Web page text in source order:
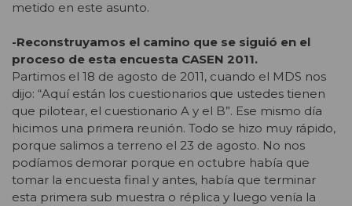
metido en este asunto.
-Reconstruyamos el camino que se siguió en el
proceso de esta encuesta CASEN 2011.
Partimos el 18 de agosto de 2011, cuando el MDS nos
dijo: “Aquí están los cuestionarios que ustedes tienen
que pilotear, el cuestionario A y el B”. Ese mismo día
hicimos una primera reunión. Todo se hizo muy rápido,
porque salimos a terreno el 23 de agosto. No nos
podíamos demorar porque en octubre había que
tomar la encuesta final y antes, había que terminar
esta primera sub muestra o réplica y luego venía la